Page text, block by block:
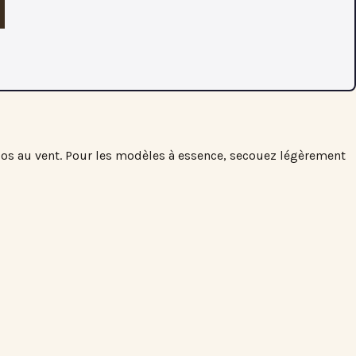
au vent. Pour les modèles à essence, secouez légèrement